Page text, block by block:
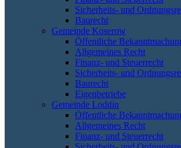
Sicherheits- und
Baurecht
Gemeinde Koserow
Öffentliche
Allgemeines Recht
Finanz- und Steuerrecht
Sicherheits- und
Baurecht
Eigenbetriebe
Gemeinde Loddin
Öffentliche
Allgemeines Recht
Finanz- und Steuerrecht